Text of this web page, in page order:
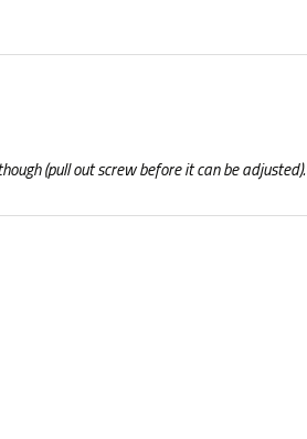
(pull out screw before it can be adjusted).